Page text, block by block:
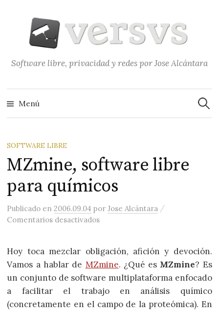
contenido
Software libre, privacidad y redes por Jose Alcántara
Menú
SOFTWARE LIBRE
MZmine, software libre
para químicos
Publicado en2006.09.04 porJose Alcántara /
Comentarios desactivadosen MZmine, software libre para
Hoy toca mezclar obligación, afición y devoción.
Vamos a hablar de MZmine. ¿Qué es MZmine? Es
un conjunto de software multiplataforma enfocado
a facilitar el trabajo en análisis químico
(concretamente en el campo de la proteómica). En